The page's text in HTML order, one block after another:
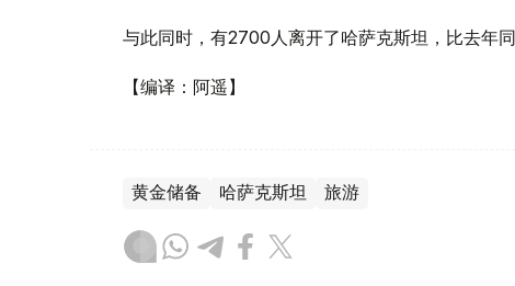
与此同时，有2700人离开了哈萨克斯坦，比去年
【编译：阿遥】
黄金储备 哈萨克斯坦 旅游